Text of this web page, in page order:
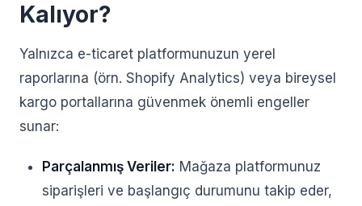
Kalıyor?
Yalnızca e-ticaret platformunuzun yerel
raporlarına (örn. Shopify Analytics) veya bireysel
kargo portallarına güvenmek önemli engeller
sunar:
Parçalanmış Veriler: Mağaza platformunuz
siparişleri ve başlangıç durumunu takip eder,